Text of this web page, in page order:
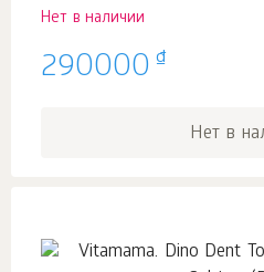
Нет в наличии
290000 ₫
Нет в